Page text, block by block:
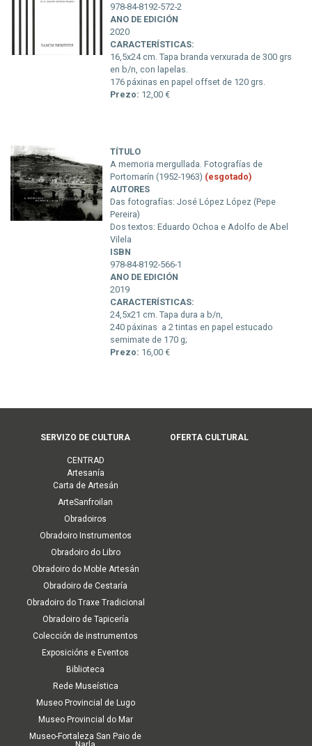
978-84-8192-572-2
ANO DE EDICIÓN
2020
CARACTERÍSTICAS:
16,5x24 cm. Tapa branda verxurada de 300 grs
en b/n, con lapelas.
176 páxinas en papel offset de 120 grs.
Prezo: 12,00 €
TÍTULO
A memoria mergullada. Fotografías de
Portomarín (1952-1963) (esgotado)
AUTORES
Das fotografías: José López López (Pepe
Pereira)
Dos textos: Eduardo Ochoa e Adolfo de Abel
Vilela
ISBN
978-84-8192-566-1
ANO DE EDICIÓN
2019
CARACTERÍSTICAS:
24,5x21 cm. Tapa dura a b/n,
240 páxinas a 2 tintas en papel estucado
semimate de 170 g;
Prezo: 16,00 €
Menú
principal
(Cultura)
SERVIZO DE CULTURA
CENTRAD
Artesanía
Carta de Artesán
ArteSanfroilan
Obradoiros
Obradoiro Instrumentos
Obradoiro do Libro
Obradoiro do Moble Artesán
Obradoiro de Cestaría
Obradoiro do Traxe Tradicional
Obradoiro de Tapicería
Colección de instrumentos
Exposicións e Eventos
Biblioteca
Rede Museística
Museo Provincial de Lugo
Museo Provincial do Mar
Museo-Fortaleza San Paio de
OFERTA CULTURAL